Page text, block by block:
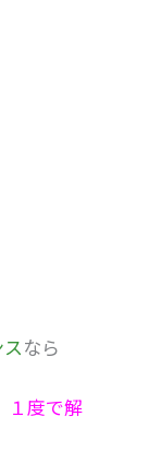
なら
１度で解